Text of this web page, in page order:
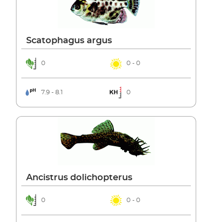
Scatophagus argus
0 0 - 0
7.9 - 8.1 0
Ancistrus dolichopterus
0 0 - 0